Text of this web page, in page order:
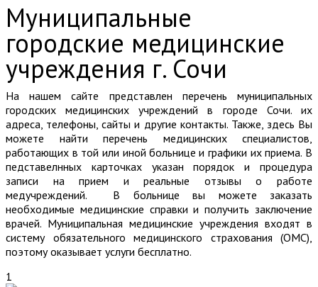
Муниципальные
городские медицинские
учреждения г. Сочи
На нашем сайте представлен перечень муниципальных
городских медицинских учреждений в городе Сочи. их
адреса, телефоны, сайты и другие контакты. Также, здесь Вы
можете найти перечень медицинских специалистов,
работающих в той или иной больнице и графики их приема. В
педставелнных карточках указан порядок и процедура
записи на прием и реальные отзывы о работе
медучреждений. В больнице вы можете заказать
необходимые медицинские справки и получить заключение
врачей. Муниципальная медицинские учреждения входят в
систему обязательного медицинского страхования (ОМС),
поэтому оказывает услуги бесплатно.
1